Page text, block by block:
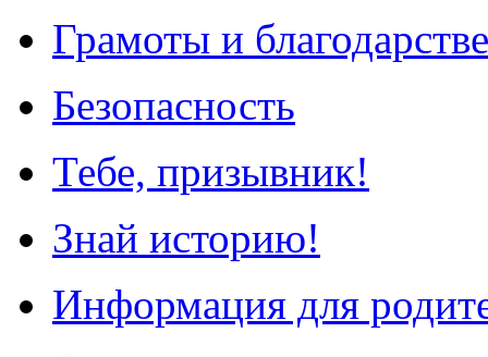
Грамоты и
Безопасность
Тебе, призывник!
Знай историю!
Информация для